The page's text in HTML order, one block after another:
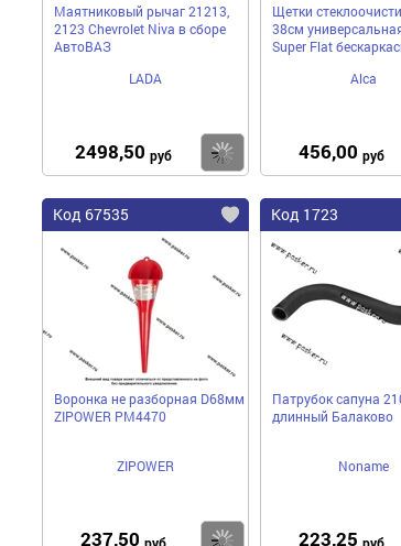
Маятниковый рычаг 21213,
2123 Chevrolet Niva в сборе
АвтоВАЗ
LADA
2498,50 руб Купить
Щетки
38см
Super Flat
Alca
456,00 руб
Код 67535
Воронка не разборная D68мм
ZIPOWER PM4470
ZIPOWER
237,50 Купить
Код 1723
Патрубок сапуна
длинный Балаково
Noname
223,25